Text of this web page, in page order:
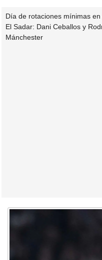
Día de rotaciones mínimas
El Sadar: Dani Ceballos y
Mánchester